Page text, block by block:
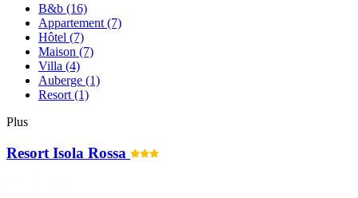
B&b (16)
Appartement (7)
Hôtel (7)
Maison (7)
Villa (4)
Auberge (1)
Resort (1)
Plus
Resort Isola Rossa